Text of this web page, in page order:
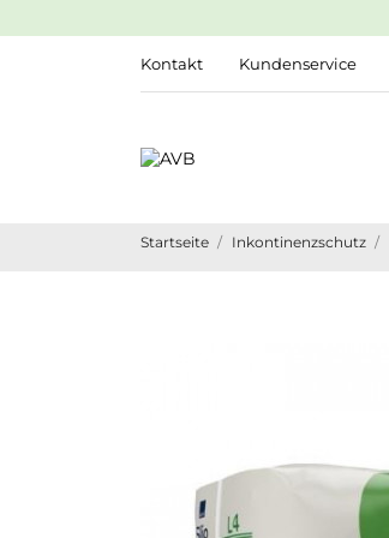
Kontakt Kundenservice
Startseite Inkontinenzschutz